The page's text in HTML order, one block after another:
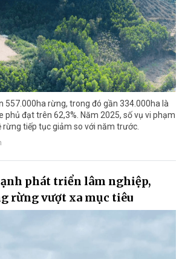
557.000ha rừng, trong đó gần 334.000ha là
phủ đạt trên 62,3%. Năm 2025, số vụ vi phạm
rừng tiếp tục giảm so với năm trước.
phát triển lâm nghiệp,
rừng vượt xa mục tiêu